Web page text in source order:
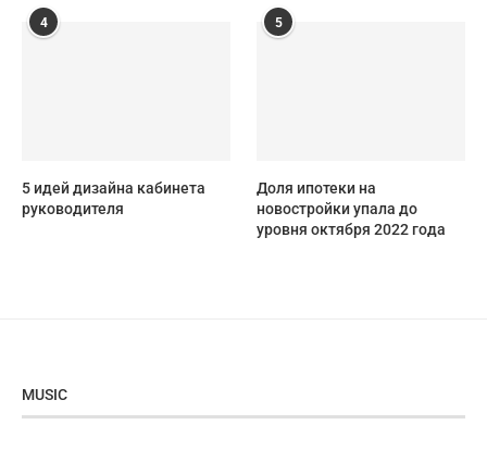
4
5 идей дизайна кабинета
руководителя
5
Доля ипотеки на
новостройки упала до
уровня октября 2022 года
MUSIC